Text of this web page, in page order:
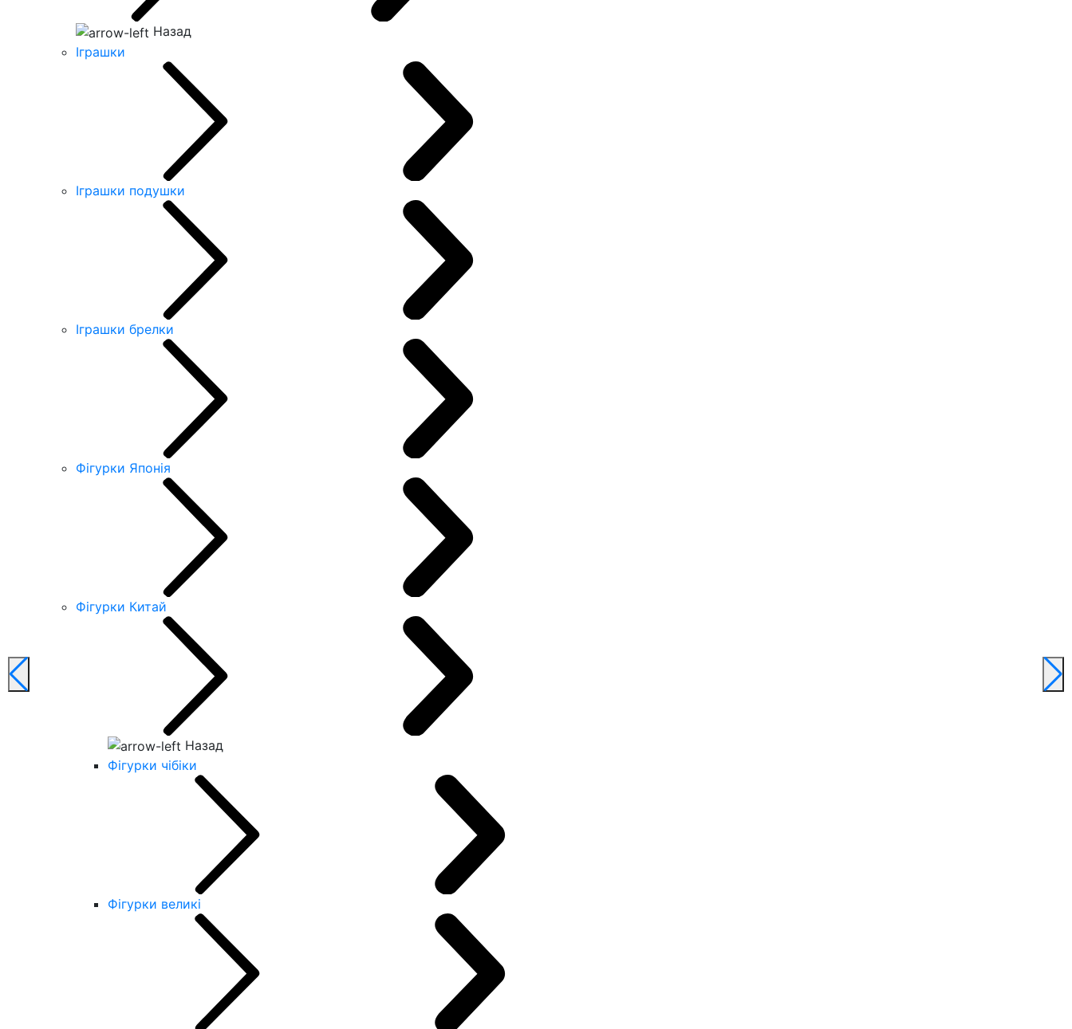
Назад
Іграшки
Іграшки подушки
Іграшки брелки
Фігурки Японія
Фігурки Китай
Назад
Фігурки чібіки
Фігурки великі